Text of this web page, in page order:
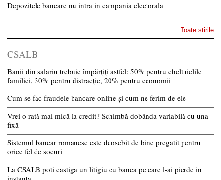
Depozitele bancare nu intra in campania electorala
Toate stirile
CSALB
Banii din salariu trebuie împărțiți astfel: 50% pentru cheltuielile
familiei, 30% pentru distracție, 20% pentru economii
Cum se fac fraudele bancare online și cum ne ferim de ele
Vrei o rată mai mică la credit? Schimbă dobânda variabilă cu una
fixă
Sistemul bancar romanesc este deosebit de bine pregatit pentru
orice fel de socuri
La CSALB poti castiga un litigiu cu banca pe care l-ai pierde in